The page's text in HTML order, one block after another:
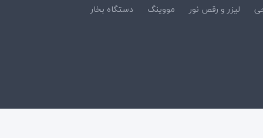
لیزر و رقص نور مووینگ
دستگاه بخار